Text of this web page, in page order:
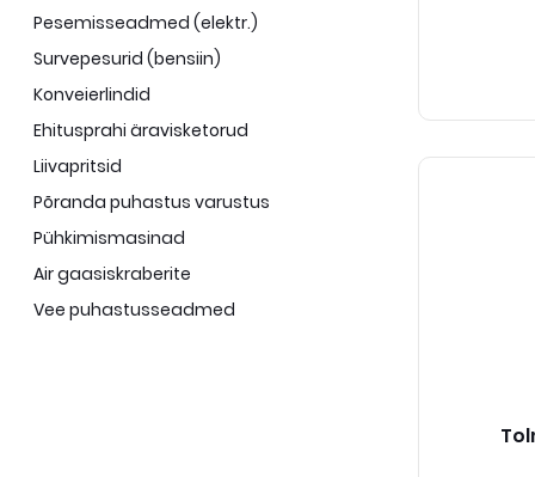
Pesemisseadmed (elektr.)
Survepesurid (bensiin)
Konveierlindid
Ehitusprahi äravisketorud
Liivapritsid
Põranda puhastus varustus
Pühkimismasinad
Air gaasiskraberite
Vee puhastusseadmed